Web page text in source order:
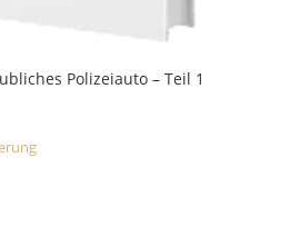
Polizeiauto – Teil 1